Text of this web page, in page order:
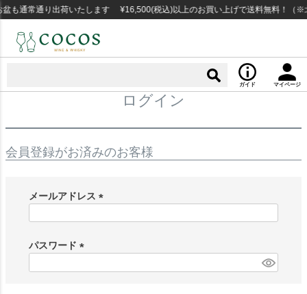
も通常通り出荷いたします ¥16,500(税込)以上のお買い上げで送料無料！（※
ガイド マイページ
ログイン
会員登録がお済みのお客様
メールアドレス
)
パスワード